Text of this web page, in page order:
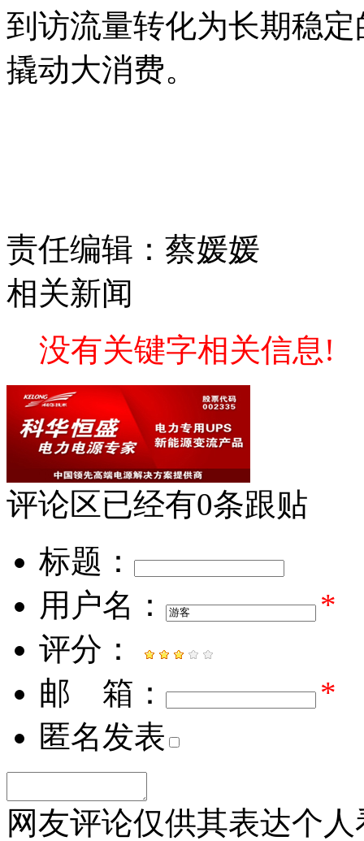
到访流量转化为长期稳
撬动大消费。
责任编辑：蔡媛媛
相关新闻
没有关键字相关信息!
评论区已经有0条跟贴
标题：
用户名：
*
评分：
邮 箱：
*
匿名发表
网友评论仅供其表达个